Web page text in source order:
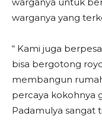
warganya yang
“ Kami juga
bisa bergotong
membangun
percaya kokohnya
Padamulya sangat